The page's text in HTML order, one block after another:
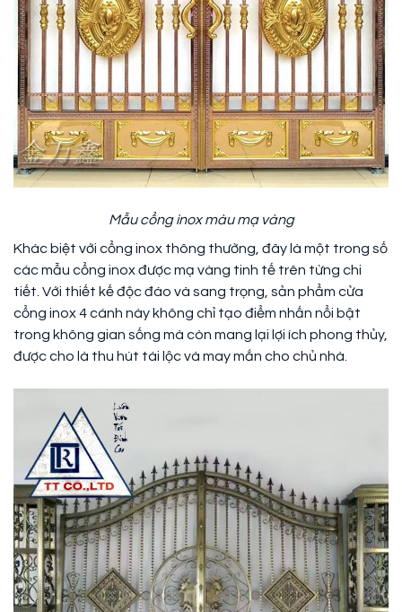
Mẫu cổng inox màu mạ vàng
Khác biệt với cổng inox thông thường, đây là một trong số
các mẫu cổng inox được mạ vàng tinh tế trên từng chi
tiết. Với thiết kế độc đáo và sang trọng, sản phẩm cửa
cổng inox 4 cánh này không chỉ tạo điểm nhấn nổi bật
trong không gian sống mà còn mang lại lợi ích phong thủy,
được cho là thu hút tài lộc và may mắn cho chủ nhà.